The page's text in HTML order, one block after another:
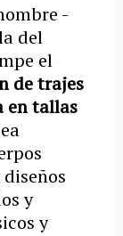
-
del
el
de trajes
en tallas
y
y